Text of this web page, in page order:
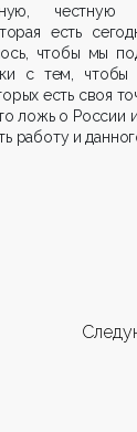
есть
чтобы мы
с тем,
есть своя
ложь о России
работу и